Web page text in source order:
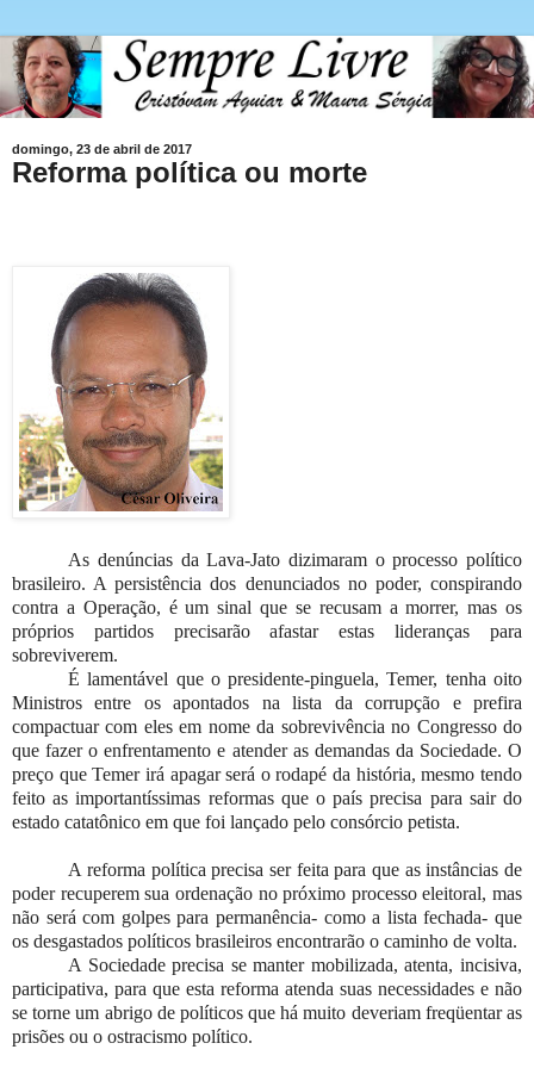
domingo, 23 de abril de 2017
Reforma política ou morte
As denúncias da Lava-Jato dizimaram o processo político
brasileiro. A persistência dos denunciados no poder, conspirando
contra a Operação, é um sinal que se recusam a morrer, mas os
próprios partidos precisarão afastar estas lideranças para
sobreviverem.
É lamentável que o presidente-pinguela, Temer, tenha oito
Ministros entre os apontados na lista da corrupção e prefira
compactuar com eles em nome da sobrevivência no Congresso do
que fazer o enfrentamento e atender as demandas da Sociedade. O
preço que Temer irá apagar será o rodapé da história, mesmo tendo
feito as importantíssimas reformas que o país precisa para sair do
estado catatônico em que foi lançado pelo consórcio petista.
A reforma política precisa ser feita para que as instâncias de
poder recuperem sua ordenação no próximo processo eleitoral, mas
não será com golpes para permanência- como a lista fechada- que
os desgastados políticos brasileiros encontrarão o caminho de volta.
A Sociedade precisa se manter mobilizada, atenta, incisiva,
participativa, para que esta reforma atenda suas necessidades e não
se torne um abrigo de políticos que há muito deveriam freqüentar as
prisões ou o ostracismo político.